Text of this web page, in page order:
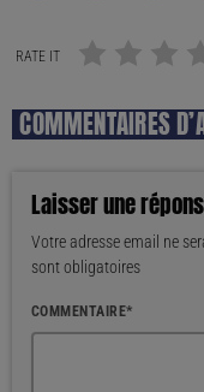
RATE IT
COMMENTAIRES
Laisser une
Votre adresse email ne
sont obligatoires
COMMENTAIRE*